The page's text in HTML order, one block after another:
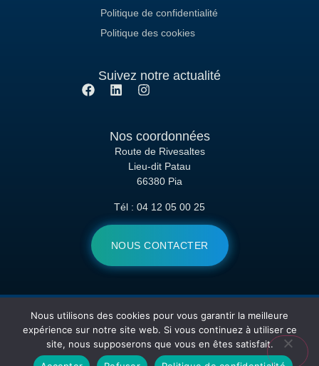
Politique de confidentialité
Politique des cookies
Suivez notre actualité
Nos coordonnées
Route de Rivesaltes
Lieu-dit Patau
66380 Pia
Tél : 04 12 05 00 25
NOUS CONTACTER
Copyright © 2026 Hexawash – Tous droits réservés
Site réalisé avec parAgence Point Com
Nous utilisons des cookies pour vous garantir la meilleure
expérience sur notre site web. Si vous continuez à utiliser ce
site, nous supposerons que vous en êtes satisfait.